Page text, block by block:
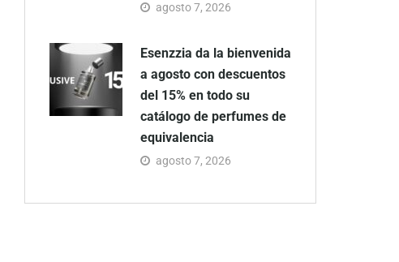
agosto 7, 2026
Esenzzia da la bienvenida
a agosto con descuentos
del 15% en todo su
catálogo de perfumes de
equivalencia
agosto 7, 2026